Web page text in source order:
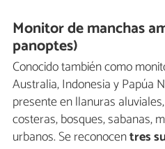
Monitor de manchas
panoptes)
Conocido también como
Australia, Indonesia y Papúa
presente en llanuras
costeras, bosques, sabanas,
urbanos. Se reconocentres